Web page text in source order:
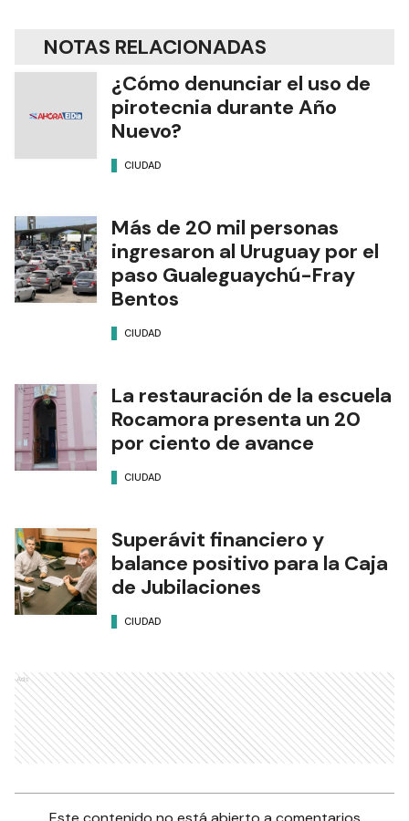
NOTAS RELACIONADAS
¿Cómo denunciar el uso de
pirotecnia durante Año
Nuevo?
CIUDAD
Más de 20 mil personas
ingresaron al Uruguay por el
paso Gualeguaychú-Fray
Bentos
CIUDAD
La restauración de la escuela
Rocamora presenta un 20
por ciento de avance
CIUDAD
Superávit financiero y
balance positivo para la Caja
de Jubilaciones
CIUDAD
Ads